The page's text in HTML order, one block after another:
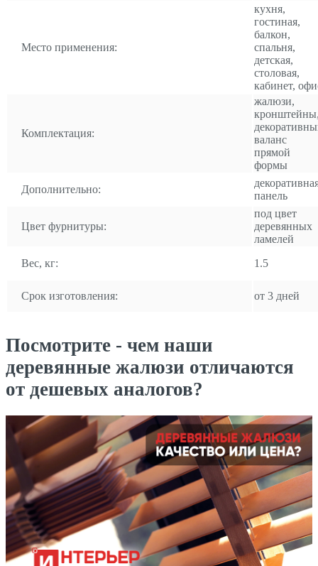
Место применения:
кухня,
гостиная,
балкон,
спальня,
детская,
столовая,
кабинет,
Комплектация:
жалюзи,
валанс
прямой
формы
Дополнительно:
панель
Цвет фурнитуры:
под цвет
деревянных
ламелей
Вес, кг:
1.5
Срок изготовления: от 3 дней
Посмотрите - чем наши
деревянные жалюзи отличаются
от дешевых аналогов?